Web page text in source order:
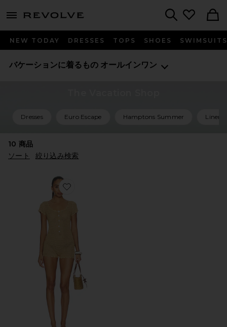
menu - shows more content
NEW TODAY DRESSES TOPS SHOES SWIMSUITS
バケーションに着るもの オールインワン
Dresses Euro Escape Hamptons Summer Linen
10 商品
ソート
絞り込み検索
Favorite MICHELLE オールインワン